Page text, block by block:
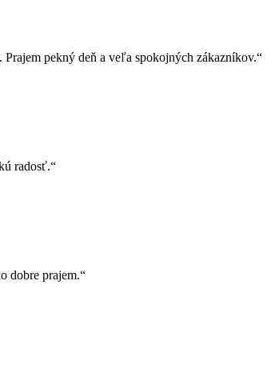
Prajem pekný deň a veľa spokojných zákazníkov.“
radosť.“
dobre prajem.“